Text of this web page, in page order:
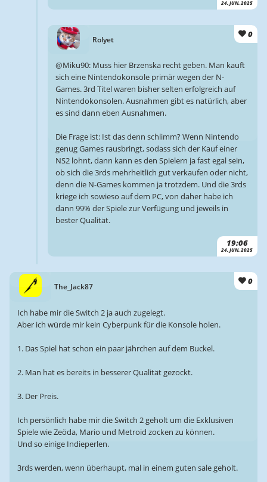
24. JUN. 2025
Rolyet
0
19:06
24. JUN. 2025
@Miku90: Muss hier Brzenska recht geben. Man kauft
sich eine Nintendokonsole primär wegen der N-
Games. 3rd Titel waren bisher selten erfolgreich auf
Nintendokonsolen. Ausnahmen gibt es natürlich, aber
es sind dann eben Ausnahmen.
Die Frage ist: Ist das denn schlimm? Wenn Nintendo
genug Games rausbringt, sodass sich der Kauf einer
NS2 lohnt, dann kann es den Spielern ja fast egal sein,
ob sich die 3rds mehrheitlich gut verkaufen oder nicht,
denn die N-Games kommen ja trotzdem. Und die 3rds
kriege ich sowieso auf dem PC, von daher habe ich
dann 99% der Spiele zur Verfügung und jeweils in
bester Qualität.
The_Jack87
0
Ich habe mir die Switch 2 ja auch zugelegt.
Aber ich würde mir kein Cyberpunk für die Konsole holen.
1. Das Spiel hat schon ein paar jährchen auf dem Buckel.
2. Man hat es bereits in besserer Qualität gezockt.
3. Der Preis.
Ich persönlich habe mir die Switch 2 geholt um die Exklusiven
Spiele wie Zeöda, Mario und Metroid zocken zu können.
Und so einige Indieperlen.
3rds werden, wenn überhaupt, mal in einem guten sale geholt.